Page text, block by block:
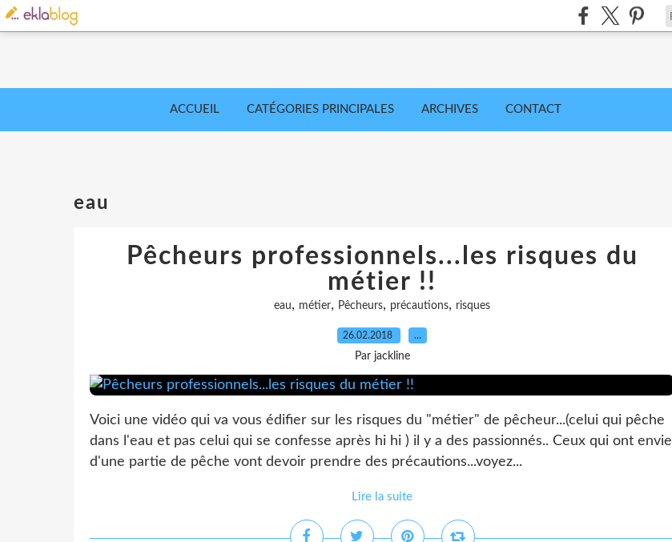
ACCUEIL CATÉGORIES PRINCIPALES ARCHIVES CONTACT
eau
Pêcheurs professionnels...les risques du
métier !!
eau, métier, Pêcheurs, précautions, risques
26.02.2018 …
Par jackline
Voici une vidéo qui va vous édifier sur les risques du "métier" de pêcheur...(celui qui pêche
dans l'eau et pas celui qui se confesse après hi hi ) il y a des passionnés.. Ceux qui ont envie
d'une partie de pêche vont devoir prendre des précautions...voyez...
Lire la suite